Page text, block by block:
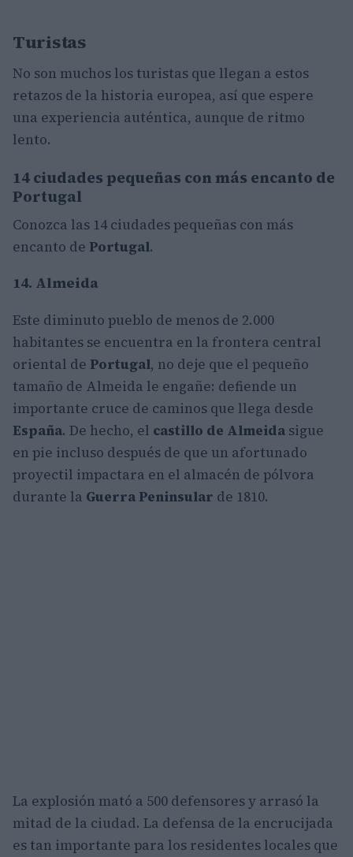
Turistas
No son muchos los turistas que llegan a estos
retazos de la historia europea, así que espere
una experiencia auténtica, aunque de ritmo
lento.
14 ciudades pequeñas con más encanto de
Portugal
Conozca las 14 ciudades pequeñas con más
encanto de Portugal.
14. Almeida
Este diminuto pueblo de menos de 2.000
habitantes se encuentra en la frontera central
oriental de Portugal, no deje que el pequeño
tamaño de Almeida le engañe: defiende un
importante cruce de caminos que llega desde
España. De hecho, el castillo de Almeida sigue
en pie incluso después de que un afortunado
proyectil impactara en el almacén de pólvora
durante la Guerra Peninsular de 1810.
La explosión mató a 500 defensores y arrasó la
mitad de la ciudad. La defensa de la encrucijada
es tan importante para los residentes locales que